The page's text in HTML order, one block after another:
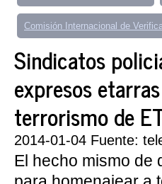
Comisión Internacional de
Sindicatos
expresos
terrorismo de
2014-01-04 Fuente:
El hecho mismo de